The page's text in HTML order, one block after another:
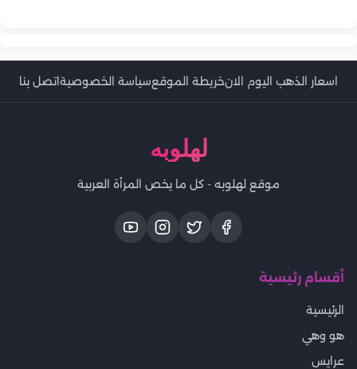
اسعار الذهب اليوم الانخريطة الموقعسياسة الخصوصيةاتصل بنا
لهلوبه
موقع لهلوبه - كل ما يخص المرأة العربية
أقسام رئيسية
الرئيسية
هو وهي
عرايس